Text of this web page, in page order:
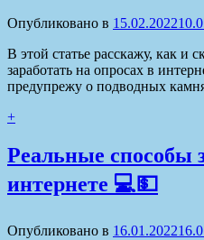
Опубликовано в 15.02.2022
В этой статье расскажу, как и
заработать на опросах в
предупрежу о подводных
+
Реальные способы
интернете 💻💵
Опубликовано в 16.01.2022